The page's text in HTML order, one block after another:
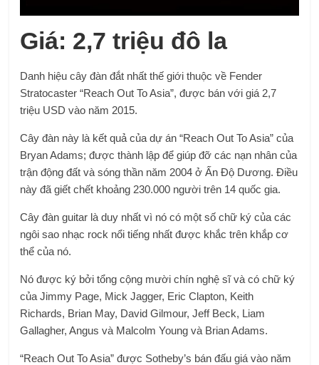
Giá: 2,7 triệu đô la
Danh hiệu cây đàn đắt nhất thế giới thuộc về Fender
Stratocaster “Reach Out To Asia”, được bán với giá 2,7
triệu USD vào năm 2015.
Cây đàn này là kết quả của dự án “Reach Out To Asia” của
Bryan Adams; được thành lập để giúp đỡ các nạn nhân của
trận động đất và sóng thần năm 2004 ở Ấn Độ Dương. Điều
này đã giết chết khoảng 230.000 người trên 14 quốc gia.
Cây đàn guitar là duy nhất vì nó có một số chữ ký của các
ngôi sao nhạc rock nổi tiếng nhất được khắc trên khắp cơ
thể của nó.
Nó được ký bởi tổng cộng mười chín nghệ sĩ và có chữ ký
của Jimmy Page, Mick Jagger, Eric Clapton, Keith
Richards, Brian May, David Gilmour, Jeff Beck, Liam
Gallagher, Angus và Malcolm Young và Brian Adams.
“Reach Out To Asia” được Sotheby’s bán đấu giá vào năm